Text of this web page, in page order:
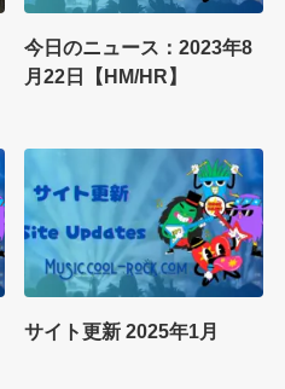
今日のニュース：2023年8
月22日【HM/HR】
サイト更新 2025年1月